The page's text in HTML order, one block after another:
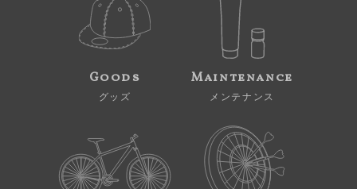
Goods
グッズ
Maintenance
メンテナンス